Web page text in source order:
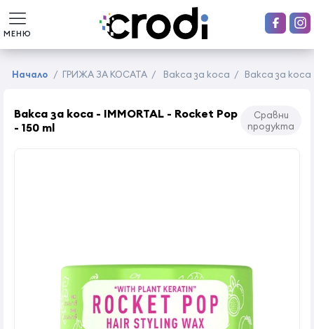
МЕНЮ
Начало / ГРИЖА ЗА КОСАТА / Вакса за коса / Вакса за коса
Вакса за коса - IMMORTAL - Rocket Pop
- 150 ml
Сравни
продукта